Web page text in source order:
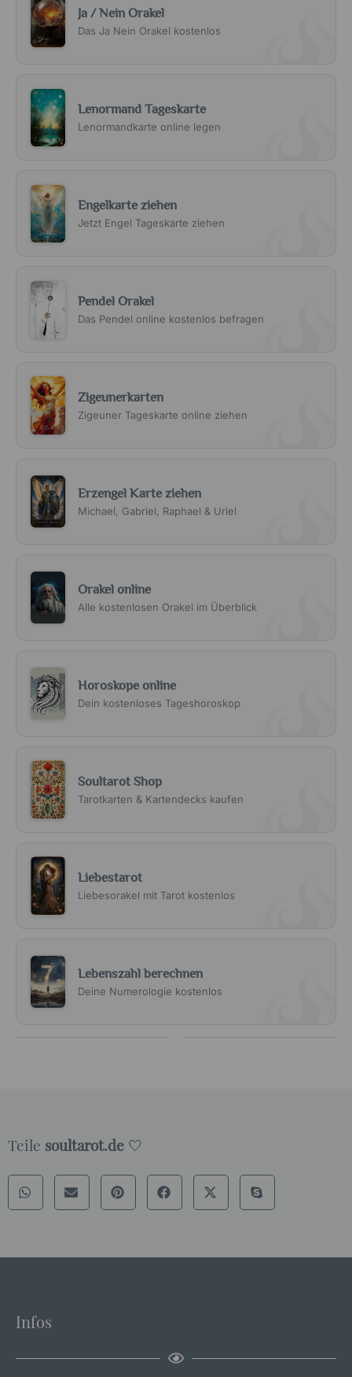
Ja / Nein Orakel
Das Ja Nein Orakel kostenlos
Lenormand Tageskarte
Lenormandkarte online legen
Engelkarte ziehen
Jetzt Engel Tageskarte ziehen
Pendel Orakel
Das Pendel online kostenlos befragen
Zigeunerkarten
Zigeuner Tageskarte online ziehen
Erzengel Karte ziehen
Michael, Gabriel, Raphael & Uriel
Orakel online
Alle kostenlosen Orakel im Überblick
Horoskope online
Dein kostenloses Tageshoroskop
Soultarot Shop
Tarotkarten & Kartendecks kaufen
Liebestarot
Liebesorakel mit Tarot kostenlos
Lebenszahl berechnen
Deine Numerologie kostenlos
Teile soultarot.de 🤍
Infos